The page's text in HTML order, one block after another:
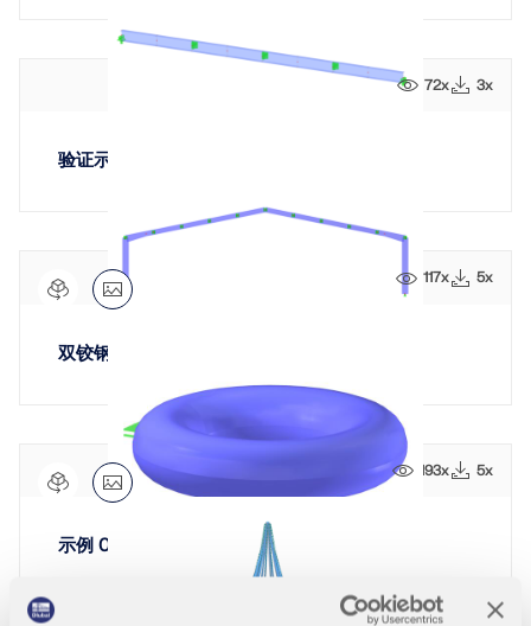
72x 3x
验证示例0213 | 4
117x 5x
双铰钢框架带变截面
193x 5x
示例 000092 | 1